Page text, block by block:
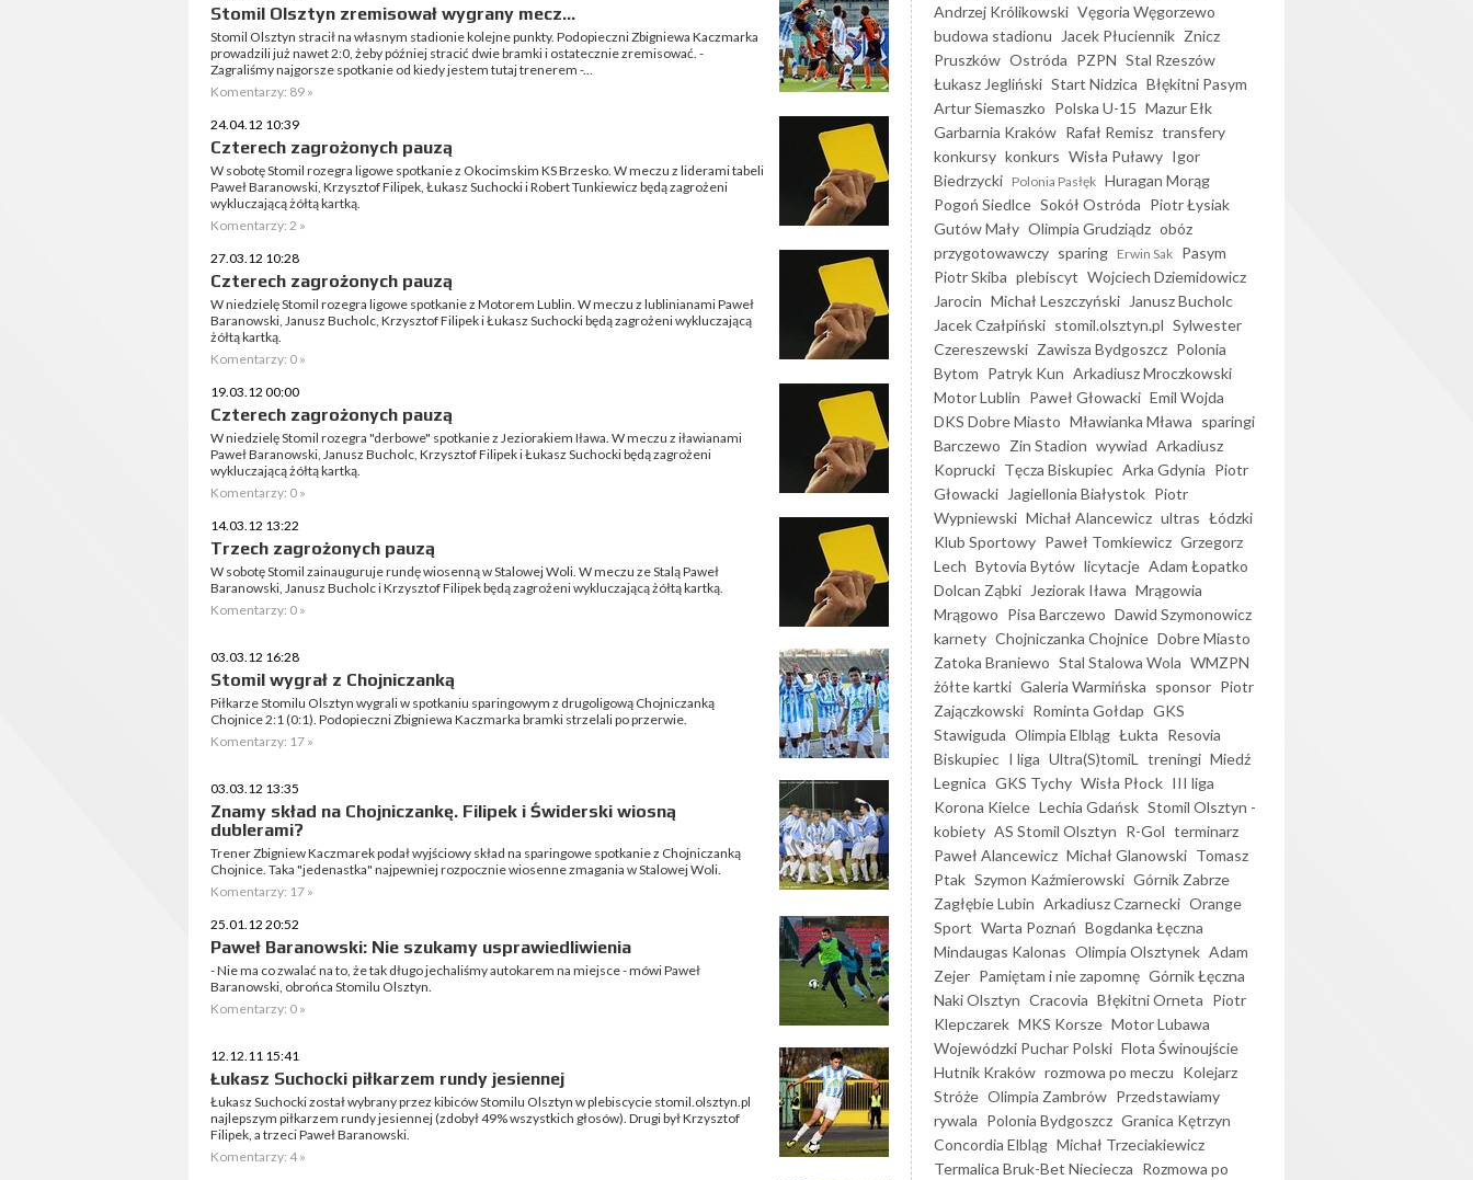
Stomil Olsztyn zremisował wygrany mecz...
Stomil Olsztyn stracił na własnym stadionie kolejne punkty. Podopieczni Zbigniewa Kaczmarka
prowadzili już nawet 2:0, żeby później stracić dwie bramki i ostatecznie zremisować. -
Zagraliśmy najgorsze spotkanie od kiedy jestem tutaj trenerem -...
Komentarzy: 89 »
24.04.12 10:39
Czterech zagrożonych pauzą
W sobotę Stomil rozegra ligowe spotkanie z Okocimskim KS Brzesko. W meczu z liderami tabeli
Paweł Baranowski, Krzysztof Filipek, Łukasz Suchocki i Robert Tunkiewicz będą zagrożeni
wykluczającą żółtą kartką.
Komentarzy: 2 »
27.03.12 10:28
Czterech zagrożonych pauzą
W niedzielę Stomil rozegra ligowe spotkanie z Motorem Lublin. W meczu z lublinianami Paweł
Baranowski, Janusz Bucholc, Krzysztof Filipek i Łukasz Suchocki będą zagrożeni wykluczającą
żółtą kartką.
Komentarzy: 0 »
19.03.12 00:00
Czterech zagrożonych pauzą
W niedzielę Stomil rozegra "derbowe" spotkanie z Jeziorakiem Iława. W meczu z iławianami
Paweł Baranowski, Janusz Bucholc, Krzysztof Filipek i Łukasz Suchocki będą zagrożeni
wykluczającą żółtą kartką.
Komentarzy: 0 »
14.03.12 13:22
Trzech zagrożonych pauzą
W sobotę Stomil zainauguruje rundę wiosenną w Stalowej Woli. W meczu ze Stalą Paweł
Baranowski, Janusz Bucholc i Krzysztof Filipek będą zagrożeni wykluczającą żółtą kartką.
Komentarzy: 0 »
03.03.12 16:28
Stomil wygrał z Chojniczanką
Piłkarze Stomilu Olsztyn wygrali w spotkaniu sparingowym z drugoligową Chojniczanką
Chojnice 2:1 (0:1). Podopieczni Zbigniewa Kaczmarka bramki strzelali po przerwie.
Komentarzy: 17 »
03.03.12 13:35
Znamy skład na Chojniczankę. Filipek i Świderski wiosną
dublerami?
Trener Zbigniew Kaczmarek podał wyjściowy skład na sparingowe spotkanie z Chojniczanką
Chojnice. Taka "jedenastka" najpewniej rozpocznie wiosenne zmagania w Stalowej Woli.
Komentarzy: 17 »
25.01.12 20:52
Paweł Baranowski: Nie szukamy usprawiedliwienia
- Nie ma co zwalać na to, że tak długo jechaliśmy autokarem na miejsce - mówi Paweł
Baranowski, obrońca Stomilu Olsztyn.
Komentarzy: 0 »
12.12.11 15:41
Łukasz Suchocki piłkarzem rundy jesiennej
Łukasz Suchocki został wybrany przez kibiców Stomilu Olsztyn w plebiscycie stomil.olsztyn.pl
najlepszym piłkarzem rundy jesiennej (zdobył 49% wszystkich głosów). Drugi był Krzysztof
Filipek, a trzeci Paweł Baranowski.
Komentarzy: 4 »
Andrzej Królikowski Vęgoria Węgorzewo
budowa stadionu
Jacek Płuciennik Znicz
Pruszków Ostróda PZPN Stal Rzeszów
Łukasz Jegliński Start Nidzica Błękitni Pasym
Artur Siemaszko Polska U-15 Mazur Ełk
Garbarnia Kraków Rafał Remisz transfery
konkursy konkurs Wisła Puławy Igor
Biedrzycki Polonia Pasłęk Huragan Morąg
Pogoń Siedlce Sokół Ostróda Piotr Łysiak
Gutów Mały Olimpia Grudziądz obóz
przygotowawczy sparing Erwin Sak Pasym
Piotr Skiba plebiscyt Wojciech Dziemidowicz
Jarocin Michał Leszczyński
Janusz Bucholc
Jacek Czałpiński stomil.olsztyn.pl Sylwester
Czereszewski Zawisza Bydgoszcz Polonia
Bytom Patryk Kun Arkadiusz Mroczkowski
Motor Lublin Paweł Głowacki Emil Wojda
DKS Dobre Miasto Mławianka Mława sparingi
Barczewo Zin Stadion wywiad Arkadiusz
Koprucki Tęcza Biskupiec Arka Gdynia Piotr
Głowacki
Jagiellonia Białystok Piotr
Wypniewski Michał Alancewicz ultras Łódzki
Klub Sportowy Paweł Tomkiewicz Grzegorz
Lech Bytovia Bytów licytacje Adam Łopatko
Dolcan Ząbki
Jeziorak Iława Mrągowia
Mrągowo Pisa Barczewo Dawid Szymonowicz
karnety Chojniczanka Chojnice Dobre Miasto
Zatoka Braniewo Stal Stalowa Wola WMZPN
żółte kartki Galeria Warmińska sponsor Piotr
Zajączkowski Rominta Gołdap GKS
Stawiguda Olimpia Elbląg Łukta Resovia
Biskupiec I liga Ultra(S)tomiL treningi Miedź
Legnica GKS Tychy Wisła Płock III liga
Korona Kielce Lechia Gdańsk Stomil Olsztyn -
kobiety AS Stomil Olsztyn R-Gol terminarz
Paweł Alancewicz Michał Glanowski Tomasz
Ptak Szymon Kaźmierowski Górnik Zabrze
Zagłębie Lubin Arkadiusz Czarnecki Orange
Sport Warta Poznań Bogdanka Łęczna
Mindaugas Kalonas Olimpia Olsztynek Adam
Zejer Pamiętam i nie zapomnę Górnik Łęczna
Naki Olsztyn Cracovia Błękitni Orneta Piotr
Klepczarek MKS Korsze Motor Lubawa
Wojewódzki Puchar Polski Flota Świnoujście
Hutnik Kraków rozmowa po meczu Kolejarz
Stróże Olimpia Zambrów Przedstawiamy
rywala Polonia Bydgoszcz Granica Kętrzyn
Concordia Elbląg Michał Trzeciakiewicz
Termalica Bruk-Bet Nieciecza Rozmowa po